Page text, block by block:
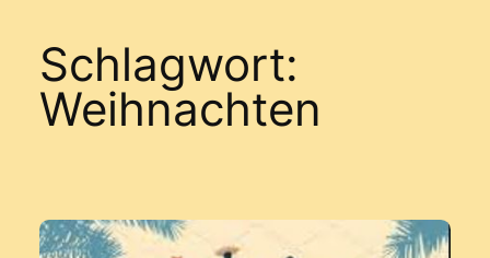
Schlagwort:
Weihnachten